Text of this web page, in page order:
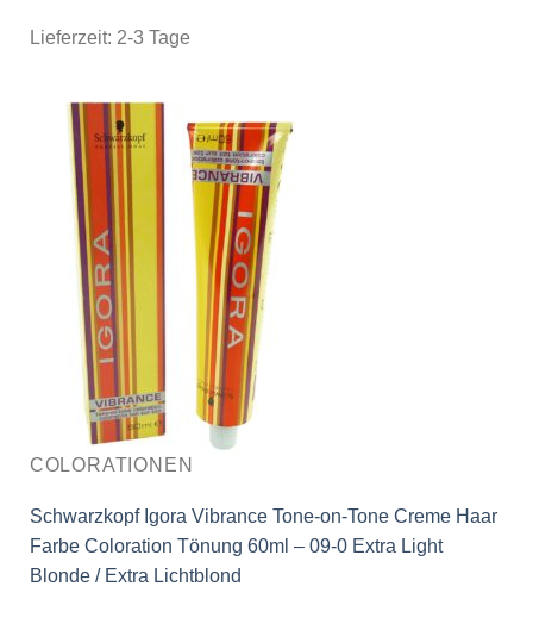
Lieferzeit: 2-3 Tage
COLORATIONEN
Schwarzkopf Igora Vibrance Tone-on-Tone Creme Haar
Farbe Coloration Tönung 60ml – 09-0 Extra Light
Blonde / Extra Lichtblond